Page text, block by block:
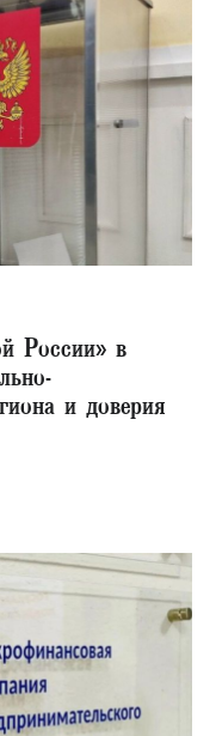
России» в
и доверия